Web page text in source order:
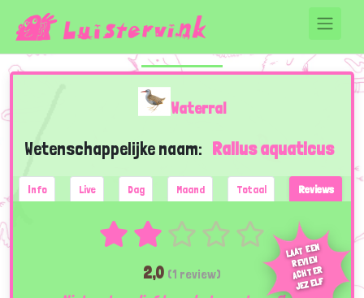
Waterral
Wetenschappelijke naam: Rallus aquaticus
Info Live Dag Maand Totaal Reviews
2,0 (1 review)
LAAT EEN
REVIEW
ACHTER
JEZELF